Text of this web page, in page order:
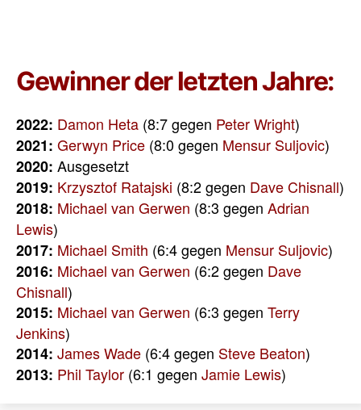
Gewinner der letzten Jahre:
2022: Damon Heta (8:7 gegen Peter Wright)
2021: Gerwyn Price (8:0 gegen Mensur Suljovic)
2020: Ausgesetzt
2019: Krzysztof Ratajski (8:2 gegen Dave Chisnall)
2018: Michael van Gerwen (8:3 gegen Adrian
Lewis)
2017: Michael Smith (6:4 gegen Mensur Suljovic)
2016: Michael van Gerwen (6:2 gegen Dave
Chisnall)
2015: Michael van Gerwen (6:3 gegen Terry
Jenkins)
2014: James Wade (6:4 gegen Steve Beaton)
2013: Phil Taylor (6:1 gegen Jamie Lewis)